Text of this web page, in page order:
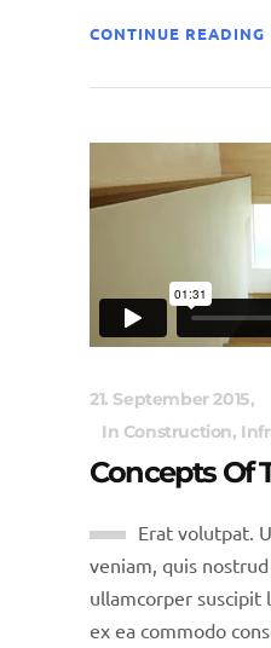
CONTINUE READING
21. September 2015
In Construction,
Concepts Of
Erat volutpat.
veniam, quis
ullamcorper
ex ea commodo